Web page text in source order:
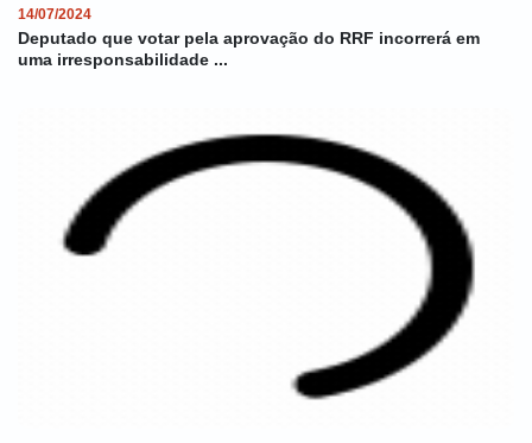
14/07/2024
Deputado que votar pela aprovação do RRF incorrerá em
uma irresponsabilidade ...